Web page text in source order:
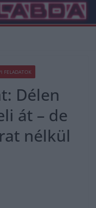
FELADATOK
Délen
át – de
nélkül